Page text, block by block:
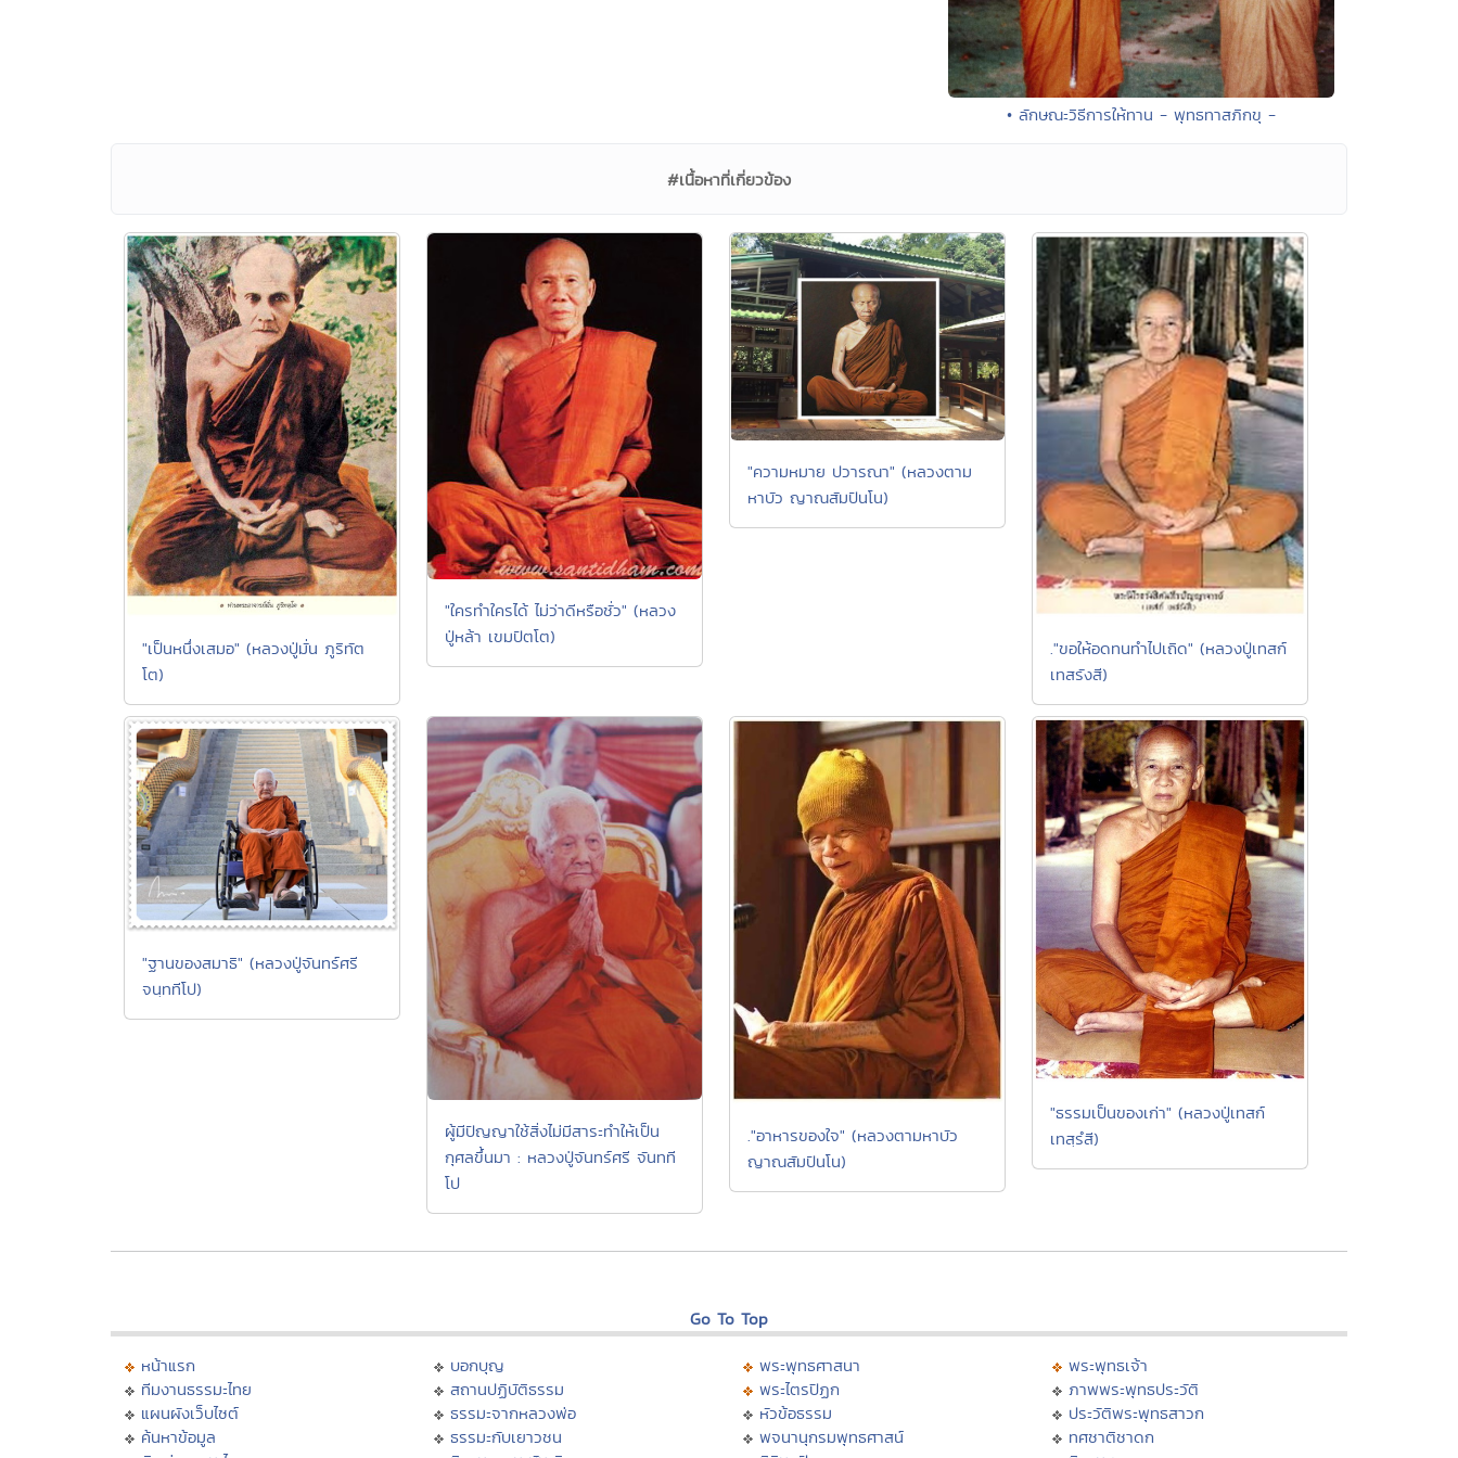
• ลักษณะวิธีการให้ทาน - พุทธทาสภิกขุ -
#เนื้อหาที่เกี่ยวข้อง
"เป็นหนึ่งเสมอ" (หลวงปู่มั่น ภูริทัต
โต)
"ใครทำใครได้ ไม่ว่าดีหรือชั่ว" (หลวง
ปู่หล้า เขมปัตโต)
"ความหมาย ปวารณา" (หลวงตาม
หาบัว ญาณสัมปันโน)
."ขอให้อดทนทำไปเถิด" (หลวงปู่เทสก์
เทสรังสี)
"ฐานของสมาธิ" (หลวงปู่จันทร์ศรี
จนฺททีโป)
ผู้มีปัญญาใช้สิ่งไม่มีสาระทำให้เป็น
กุศลขึ้นมา : หลวงปู่จันทร์ศรี จันทที
โป
."อาหารของใจ" (หลวงตามหาบัว
ญาณสัมปันโน)
"ธรรมเป็นของเก่า" (หลวงปู่เทสก์
เทสฺรํสี)
Go To Top
หน้าแรก
ทีมงานธรรมะไทย
แผนผังเว็บไซต์
ค้นหาข้อมูล
บอกบุญ
สถานปฏิบัติธรรม
ธรรมะจากหลวงพ่อ
ธรรมะกับเยาวชน
พระพุทธศาสนา
พระไตรปิฏก
หัวข้อธรรม
พจนานุกรมพุทธศาสน์
พระพุทธเจ้า
ภาพพระพุทธประวัติ
ประวัติพระพุทธสาวก
ทศชาติชาดก